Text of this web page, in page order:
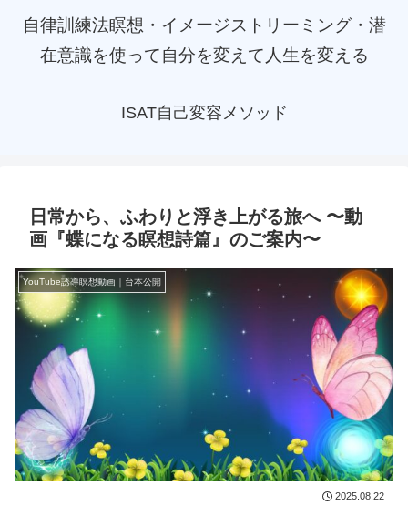
自律訓練法瞑想・イメージストリーミング・潜
在意識を使って自分を変えて人生を変える
ISAT自己変容メソッド
日常から、ふわりと浮き上がる旅へ 〜動
画『蝶になる瞑想詩篇』のご案内〜
YouTube誘導瞑想動画｜台本公開
2025.08.22